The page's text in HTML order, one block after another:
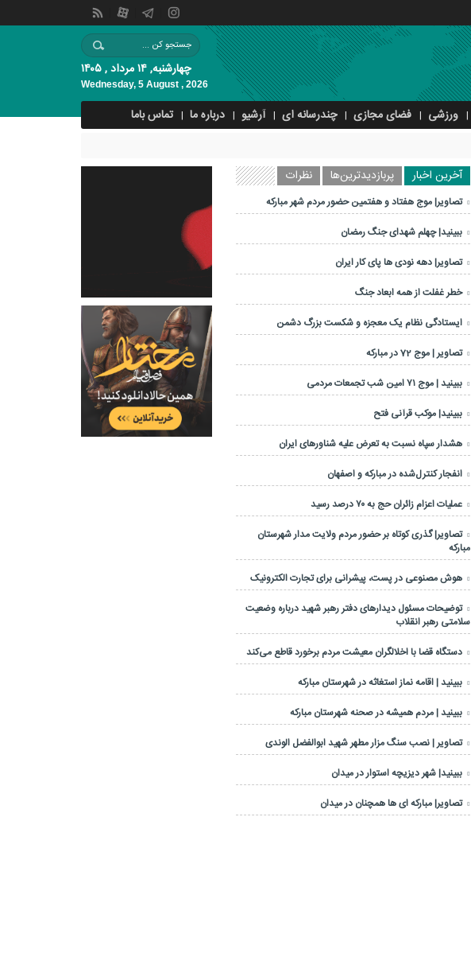
چهارشنبه, ۱۴ مرداد , ۱۴۰۵
Wednesday, 5 August , 2026
ورزشی فضای مجازی چندرسانه ای آرشیو درباره ما تماس باما
آخرین اخبار پربازدیدترین‌ها نظرات
تصاویر| موج هفتاد و هفتمین حضور مردم شهر مبارکه
ببینید| چهلم شهدای جنگ رمضان
تصاویر| دهه نودی ها پای کار ایران
خطر غفلت از همه ابعاد جنگ
ایستادگی نظام یک معجزه و شکست بزرگ دشمن
تصاویر | موج 72 در مبارکه
ببینید | موج ۷۱ امین شب تجمعات مردمی
ببینید| موکب قرآنی فتح
هشدار سپاه نسبت به تعرض علیه شناورهای ایران
انفجار کنترل‌شده در مبارکه و اصفهان
عملیات اعزام زائران حج به ۷۰ درصد رسید
تصاویر| گذری کوتاه بر حضور مردم ولایت مدار شهرستان
مبارکه
هوش مصنوعی در پست، پیشرانی برای تجارت الکترونیک
توضیحات مسئول دیدارهای دفتر رهبر شهید درباره وضعیت
سلامتی رهبر انقلاب
دستگاه قضا با اخلالگران معیشت مردم برخورد قاطع می‌کند
ببینید | اقامه نماز استغاثه در شهرستان مبارکه
ببینید | مردم همیشه در صحنه شهرستان مبارکه
تصاویر | نصب سنگ مزار مطهر شهید ابوالفضل الوندی
ببینید| شهر دیزیچه استوار در میدان
تصاویر| مبارکه ای ها همچنان در میدان